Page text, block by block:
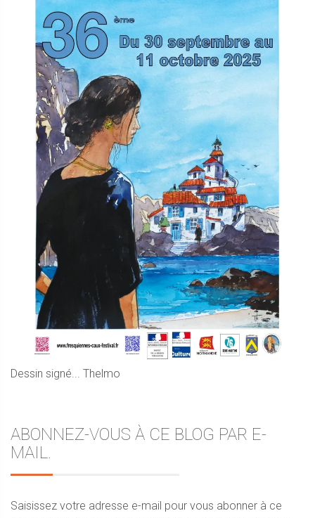
Dessin signé... Thelmo
ABONNEZ-VOUS À CE BLOG PAR E-
MAIL.
Saisissez votre adresse e-mail pour vous abonner à ce